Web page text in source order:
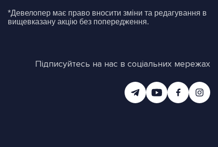
*Девелопер має право вносити зміни та редагування в
вищевказану акцію без попередження.
Підписуйтесь на нас в соціальних мережах